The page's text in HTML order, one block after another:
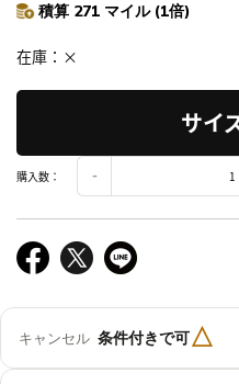
積算 271 マイル (1倍)
在庫 ×
サイ
購入数：
キャンセル 条件付きで可△